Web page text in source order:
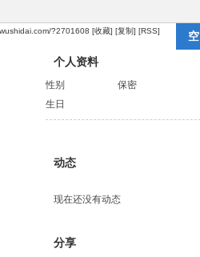
?2701608 [收藏] [复制] [RSS]
个人资料
性别
保密
生日
动态
现在还没有动态
分享